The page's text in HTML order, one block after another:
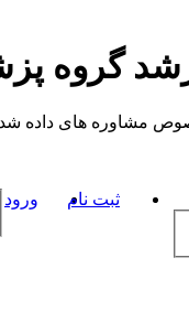
گروه
داده شده ندارد.
ورود ثبت نام